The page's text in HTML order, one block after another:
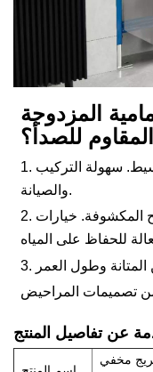
المزدوجة
للصدأ؟
1. تصميم موفر للمساحة. مظهر أنيق وبسيط. سهولة التركيب
والصيانة.
2. تحسين النظافة مع عدد أقل من الأسطح المكشوفة. خيارات
عن تفاصيل المنتج
مخفي